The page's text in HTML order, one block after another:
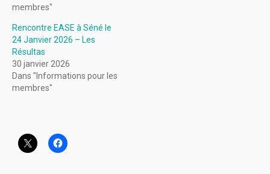
membres"
Rencontre EASE à Séné le
24 Janvier 2026 – Les
Résultas
30 janvier 2026
Dans "Informations pour les
membres"